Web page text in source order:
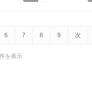
6 7 8 9 次
を表示